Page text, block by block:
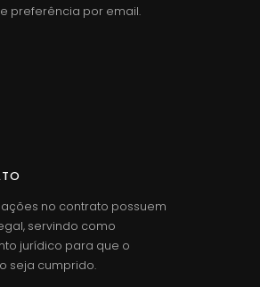
preferência por email.
no contrato possuem
servindo como
jurídico para que o
seja cumprido.